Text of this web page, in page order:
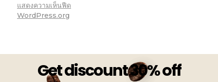
แสดงความเห็นฟีด
WordPress.org
Get discount 30% off